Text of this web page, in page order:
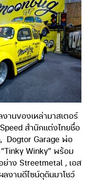
านของเหล่ามาสเตอร์
สำนักแต่งไทยชื่อ
, Dogtor Garage พ่อ
Winky” พร้อม
ย่าง Streetmetal , เอส
ลงานดีไซน์ดุดันมาโชว์